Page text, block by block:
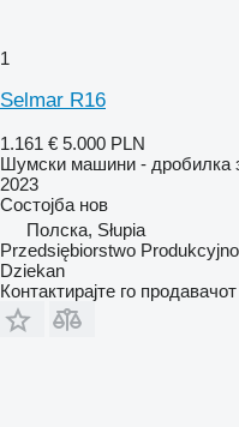
1
Selmar R16
1.161 € 5.000 PLN
Шумски машини - дробилка
2023
Состојба нов
Полска, Słupia
Przedsiębiorstwo
Dziekan
Контактирајте го продавачот